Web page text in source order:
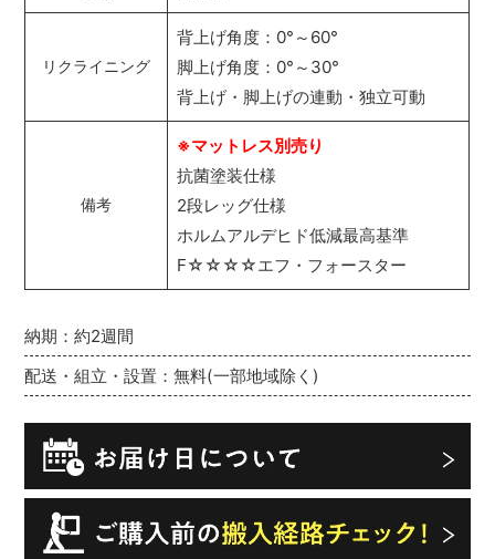
納期：約2週間
配送・組立・設置：無料(一部地域除く)
リクライニング
背上げ角度：0°～60°
脚上げ角度：0°～30°
背上げ・脚上げの連動・独立可動
備考
※マットレス別売り
抗菌塗装仕様
2段レッグ仕様
ホルムアルデヒド低減最高基準
F☆☆☆☆エフ・フォースター